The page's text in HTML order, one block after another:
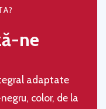
ne
adaptate
color, de la